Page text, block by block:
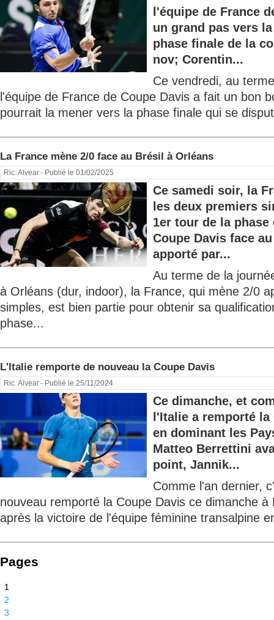
l'équipe de France
un grand pas vers
phase finale de la
nov; Corentin...
Ce vendredi, au
l'équipe de France de Coupe Davis a fait un bon
pourrait la mener vers la phase finale qui se
La France mène 2/0 face au Brésil à Orléans
Ric. Alvear- Publié le 01/02/2025
Ce samedi soir, la
les deux premiers
1er tour de la
Coupe Davis face
apporté par...
Au terme de la
à Orléans (dur, indoor), la France, qui mène 2/0
simples, est bien partie pour obtenir sa
phase...
L'Italie remporte de nouveau la Coupe Davis
Ric. Alvear- Publié le 25/11/2024
Ce dimanche, et
l'Italie a remporté la
en dominant les
Matteo Berrettini
point, Jannik...
Comme l'an dernier,
nouveau remporté la Coupe Davis ce dimanche à
après la victoire de l'équipe féminine transalpine
Pages
1
2
3